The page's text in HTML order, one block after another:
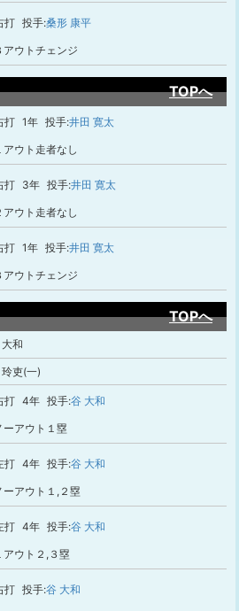
打 投手:桑形 康平
アウトチェンジ
TOPへ
打 1年 投手:井田 寛太
アウト走者なし
打 3年 投手:井田 寛太
アウト走者なし
打 1年 投手:井田 寛太
アウトチェンジ
TOPへ
和
吏(一)
打 4年 投手:谷 大和
ーアウト１塁
打 4年 投手:谷 大和
ーアウト１,２塁
打 4年 投手:谷 大和
アウト２,３塁
打 投手:谷 大和